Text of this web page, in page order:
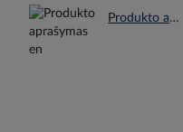
Produkto aprašymas en.pdf